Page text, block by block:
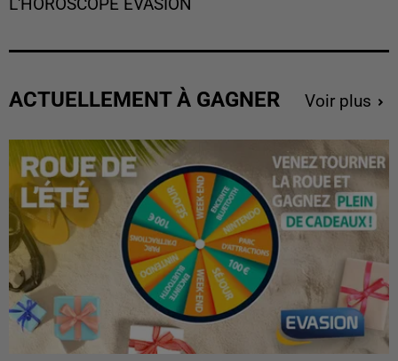
L'HOROSCOPE EVASION
ACTUELLEMENT À GAGNER Voir plus